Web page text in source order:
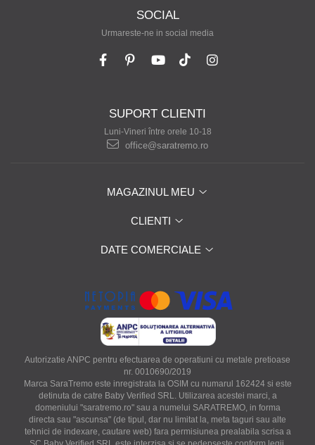
SOCIAL
Urmareste-ne in social media
SUPORT CLIENTI
Luni-Vineri între orele 10-18
office@saratremo.ro
MAGAZINUL MEU
CLIENTI
DATE COMERCIALE
Autorizatie ANPC pentru efectuarea de operatiuni cu metale pretioase
nr. 0010690/2019
Marca SaraTremo este inregistrata la OSIM cu numarul 162424 si este
detinuta de catre Baby Verified SRL. Utilizarea acestei marci, a
domeniului "saratremo.ro" sau a numelui SARATREMO, in forma
directa sau "ascunsa" (de tipul, dar nu limitat la, meta taguri sau alte
tehnici de indexare, cautare web) fara permisiunea prealabila scrisa a